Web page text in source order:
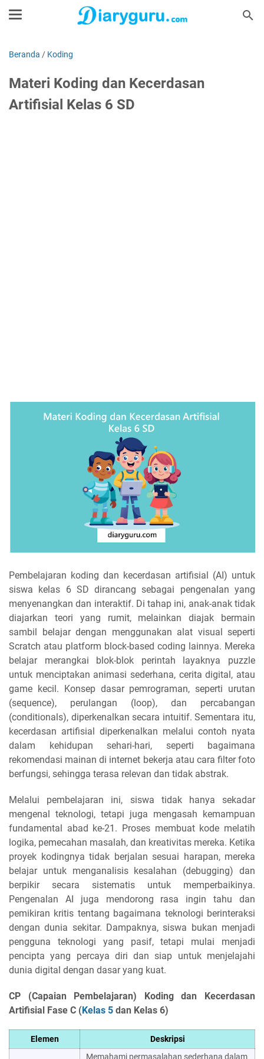
Beranda / Koding
Materi Koding dan Kecerdasan
Artifisial Kelas 6 SD
Pembelajaran koding dan kecerdasan artifisial (AI) untuk
siswa kelas 6 SD dirancang sebagai pengenalan yang
menyenangkan dan interaktif. Di tahap ini, anak-anak tidak
diajarkan teori yang rumit, melainkan diajak bermain
sambil belajar dengan menggunakan alat visual seperti
Scratch atau platform block-based coding lainnya. Mereka
belajar merangkai blok-blok perintah layaknya puzzle
untuk menciptakan animasi sederhana, cerita digital, atau
game kecil. Konsep dasar pemrograman, seperti urutan
(sequence), perulangan (loop), dan percabangan
(conditionals), diperkenalkan secara intuitif. Sementara itu,
kecerdasan artifisial diperkenalkan melalui contoh nyata
dalam kehidupan sehari-hari, seperti bagaimana
rekomendasi mainan di internet bekerja atau cara filter foto
berfungsi, sehingga terasa relevan dan tidak abstrak.
Melalui pembelajaran ini, siswa tidak hanya sekadar
mengenal teknologi, tetapi juga mengasah kemampuan
fundamental abad ke-21. Proses membuat kode melatih
logika, pemecahan masalah, dan kreativitas mereka. Ketika
proyek kodingnya tidak berjalan sesuai harapan, mereka
belajar untuk menganalisis kesalahan (debugging) dan
berpikir secara sistematis untuk memperbaikinya.
Pengenalan AI juga mendorong rasa ingin tahu dan
pemikiran kritis tentang bagaimana teknologi berinteraksi
dengan dunia sekitar. Dampaknya, siswa bukan menjadi
pengguna teknologi yang pasif, tetapi mulai menjadi
pencipta yang percaya diri dan siap untuk menjelajahi
dunia digital dengan dasar yang kuat.
CP (Capaian Pembelajaran) Koding dan Kecerdasan
Artifisial Fase C (Kelas 5 dan Kelas 6)
Elemen
Deskripsi
Memahami permasalahan sederhana dalam